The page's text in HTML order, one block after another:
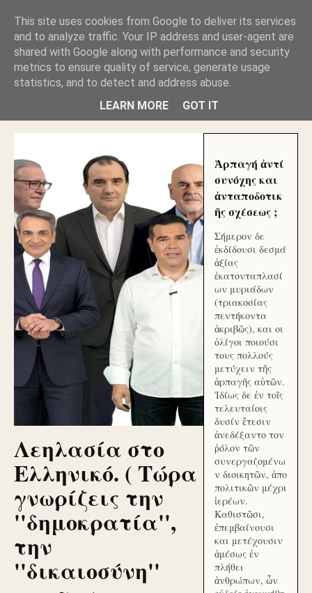
ΑΥΤΟΧΘΟΝΕΣ ΜΟΥ ΕΚΛΕΙΣΑΝ ΤΑ ΣΟΣΙΑΛ ΚΑΙ
ΦΙΜΩΣΑΝ ΤΟ SITE. ΟΙ ΧΙΛΙΑΔΕΣ ΜΙΚΡΟΕΠΕΝΔΥΤΕΣ
ΕΠΕΝΔΥΣΑΤΕ ΓΙΑ ΛΕΗΛΑΣΙΑ ΚΑΙ ΕΓΚΛΗΜΑ ?
ΓΛΥΦΑΔΑ WEB |ΟΙ ΜΕΓΑΛΟΙ ΚΛΕΠΤΑΙ ΑΠΟ ΤΟ
ΜΙΚΡΟΝ ΑΠΑΓΟΥΣΙ
Λεηλασία στο
Ελληνικό. ( Τώρα
γνωρίζεις την
''δημοκρατία'',
την
''δικαιοσύνη''
Ἁρπαγή ἀντί
συνόχης και
ἀνταποδοτικ
ῆς σχέσεως ;
Σήμερον δε
ἐκδίδουσι δεσμά
ἀξίας
ἑκατονταπλασί
ων μυριάδων
(τριακοσίας
πεντήκοντα
ἀκριβῶς), και οι
ὀλίγοι ποιούσι
τους πολλούς
μετύχειν τῆς
ἁρπαγῆς αὐτῶν.
Ἰδίως δε ἐν τοῖς
τελευταίοις
δυσίν ἔτεσιν
ἀνεδέξαντο τον
ῥόλον τῶν
συνεργαζομένω
ν διοικητῶν, ἀπο
πολιτικῶν μέχρι
ἱερέων.
Καθιστῶσι,
ἐπεμβαίνουσι
και μετέχουσιν
ἀμέσως ἐν
πλήθει
ἀνθρώπων, ὧν
This site uses cookies from Google to deliver its services
and to analyze traffic. Your IP address and user-agent are
shared with Google along with performance and security
metrics to ensure quality of service, generate usage
statistics, and to detect and address abuse.
LEARN MORE
GOT IT